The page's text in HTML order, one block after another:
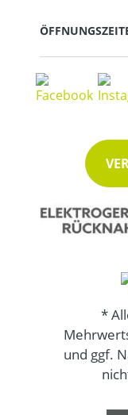
*
und ggf.